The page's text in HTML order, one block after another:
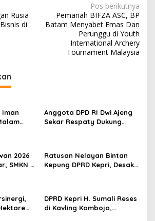
Rusia
di
Pos berikutnya
Pemanah BIFZA ASC, BP
Batam Menyabet Emas Dan
Perunggu di Youth
International Archery
Tournament Malaysia
Iman
Anggota DPD RI Dwi Ajeng
Sekar Respaty Dukung
2026
SMKN 1
Ratusan Nelayan Bintan
Kepung DPRD Kepri, Desak
DPRD Kepri H. Sumali Reses
di Kavling Kamboja,